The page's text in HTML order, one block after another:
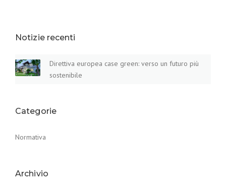
Notizie recenti
Direttiva europea case green: verso un futuro più
sostenibile
Categorie
Normativa
Archivio